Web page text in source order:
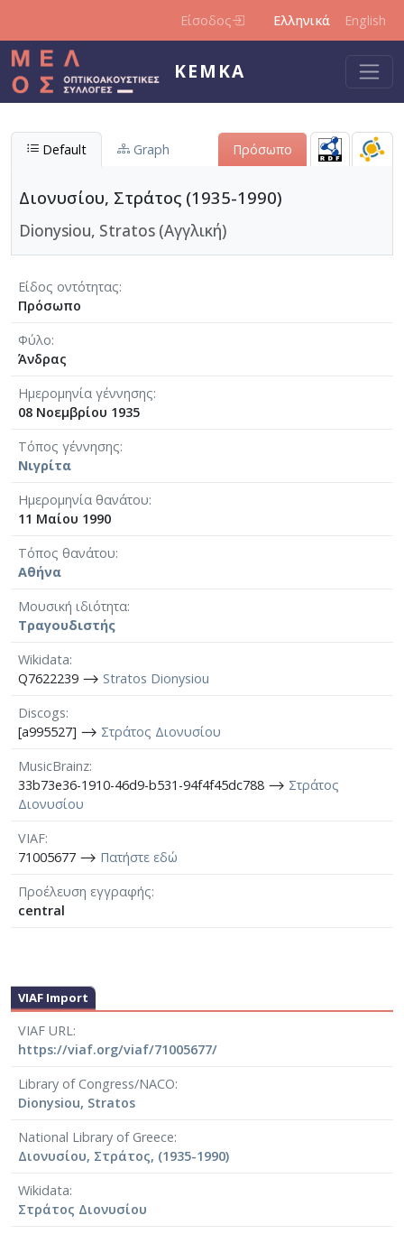
Είσοδος Ελληνικά English
ΚΕΜΚΑ
Default Graph Πρόσωπο
Διονυσίου, Στράτος (1935-1990)
Dionysiou, Stratos (Αγγλική)
Είδος οντότητας
Πρόσωπο
Φύλο
Άνδρας
Ημερομηνία γέννησης
08 Νοεμβρίου 1935
Τόπος γέννησης
Νιγρίτα
Ημερομηνία θανάτου
11 Μαίου 1990
Τόπος θανάτου
Αθήνα
Μουσική ιδιότητα
Τραγουδιστής
Wikidata
Q7622239 ⟶ Stratos Dionysiou
Discogs
[a995527] ⟶ Στράτος Διονυσίου
MusicBrainz
33b73e36-1910-46d9-b531-94f4f45dc788 ⟶ Στράτος
Διονυσίου
VIAF
71005677 ⟶ Πατήστε εδώ
Προέλευση εγγραφής
central
VIAF Import
VIAF URL
https://viaf.org/viaf/71005677/
Library of Congress/NACO
Dionysiou, Stratos
National Library of Greece
Διονυσίου, Στράτος, (1935-1990)
Wikidata
Στράτος Διονυσίου